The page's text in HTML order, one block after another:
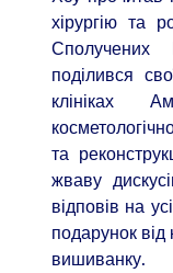
хірургію та
Сполучених
поділився
клініках
та
жваву
відповів на
подарунок від
вишиванку.